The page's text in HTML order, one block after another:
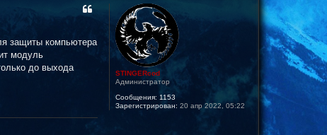
STINGERcod
Администратор
Сообщения: 1153
Зарегистрирован: 20 апр 2022, 05:22
защиты компьютера
модуль
до выхода